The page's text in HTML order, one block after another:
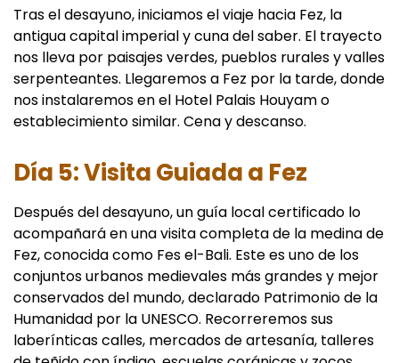
Tras el desayuno, iniciamos el viaje hacia Fez, la
antigua capital imperial y cuna del saber. El trayecto
nos lleva por paisajes verdes, pueblos rurales y valles
serpenteantes. Llegaremos a Fez por la tarde, donde
nos instalaremos en el Hotel Palais Houyam o
establecimiento similar. Cena y descanso.
Día 5: Visita Guiada a Fez
Después del desayuno, un guía local certificado lo
acompañará en una visita completa de la medina de
Fez, conocida como Fes el-Bali. Este es uno de los
conjuntos urbanos medievales más grandes y mejor
conservados del mundo, declarado Patrimonio de la
Humanidad por la UNESCO. Recorreremos sus
laberínticas calles, mercados de artesanía, talleres